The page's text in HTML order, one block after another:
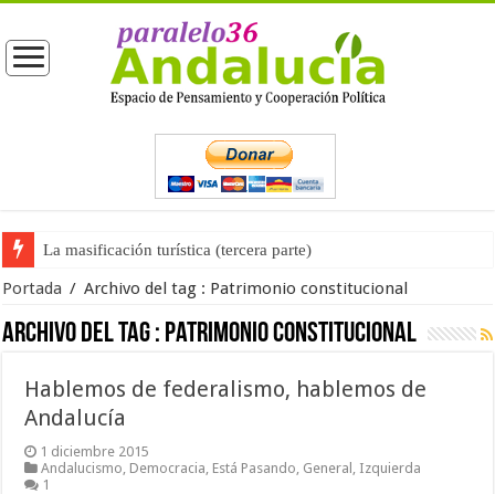
La masificación turística (tercera parte)
Portada / Archivo del tag : Patrimonio constitucional
Archivo del tag : Patrimonio constitucional
Hablemos de federalismo, hablemos de
Andalucía
1 diciembre 2015
Andalucismo, Democracia, Está Pasando, General , Izquierda
1